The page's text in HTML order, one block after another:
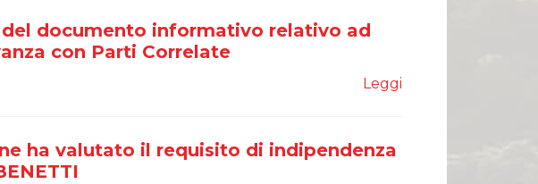
documento informativo relativo ad
con Parti Correlate
Leggi
ha valutato il requisito di indipendenza